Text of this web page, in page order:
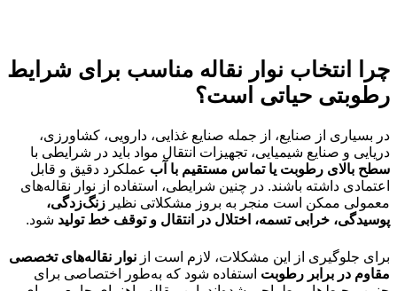
چرا انتخاب نوار نقاله مناسب برای شرایط
رطوبتی حیاتی است؟
در بسیاری از صنایع، از جمله صنایع غذایی، دارویی، کشاورزی،
دریایی و صنایع شیمیایی، تجهیزات انتقال مواد باید در شرایطی با
سطح بالای رطوبت یا تماس مستقیم با آب عملکرد دقیق و قابل
اعتمادی داشته باشند. در چنین شرایطی، استفاده از نوار نقاله‌های
معمولی ممکن است منجر به بروز مشکلاتی نظیر زنگ‌زدگی،
پوسیدگی، خرابی تسمه، اختلال در انتقال و توقف خط تولید شود.
برای جلوگیری از این مشکلات، لازم است از نوار نقاله‌های تخصصی
مقاوم در برابر رطوبت استفاده شود که به‌طور اختصاصی برای